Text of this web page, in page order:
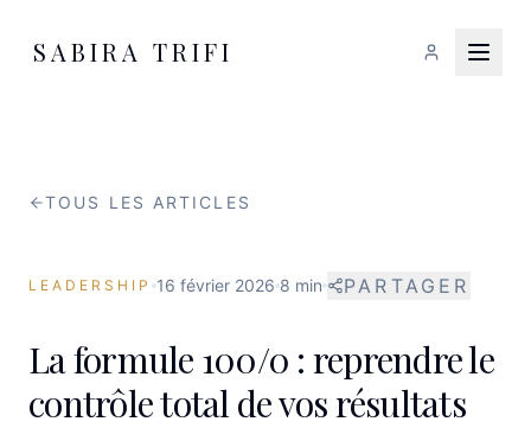
SABIRA TRIFI
TOUS LES ARTICLES
LEADERSHIP 16 février 2026 8 min PARTAGER
La formule 100/0 : reprendre le
contrôle total de vos résultats